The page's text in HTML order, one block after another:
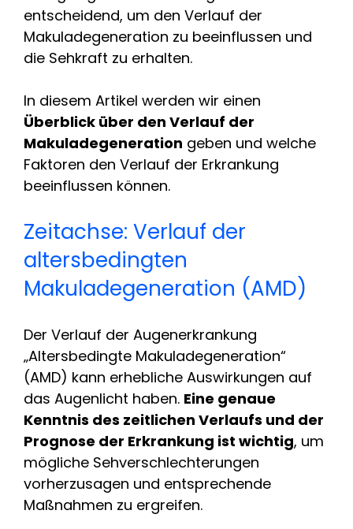
entscheidend, um den Verlauf der
Makuladegeneration zu beeinflussen und
die Sehkraft zu erhalten.
In diesem Artikel werden wir einen
Überblick über den Verlauf der
Makuladegeneration geben und welche
Faktoren den Verlauf der Erkrankung
beeinflussen können.
Zeitachse: Verlauf der
altersbedingten
Makuladegeneration (AMD)
Der Verlauf der Augenerkrankung
„Altersbedingte Makuladegeneration“
(AMD) kann erhebliche Auswirkungen auf
das Augenlicht haben. Eine genaue
Kenntnis des zeitlichen Verlaufs und der
Prognose der Erkrankung ist wichtig, um
mögliche Sehverschlechterungen
vorherzusagen und entsprechende
Maßnahmen zu ergreifen.